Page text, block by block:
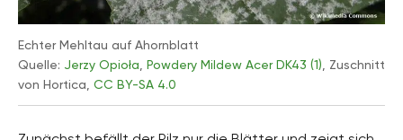
Echter Mehltau auf Ahornblatt
Quelle: Jerzy Opioła Powdery Mildew Acer DK43 (1) , Zuschnitt
von Hortica, CC BY-SA 4.0